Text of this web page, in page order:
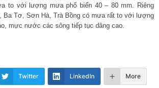
to với lượng mưa phổ biến 40 – 80 mm. Riêng
Ba Tơ, Sơn Hà, Trà Bồng có mưa rất to với lượng
mực nước các sông tiếp tục dâng cao.
Twitter LinkedIn More